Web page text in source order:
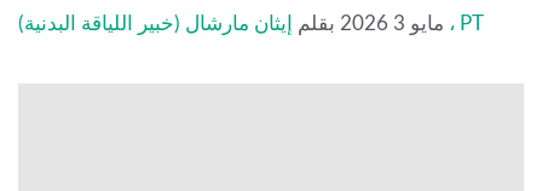
مايو 3 2026 بقلم إيثان مارشال (خبير اللياقة البدنية) ، PT